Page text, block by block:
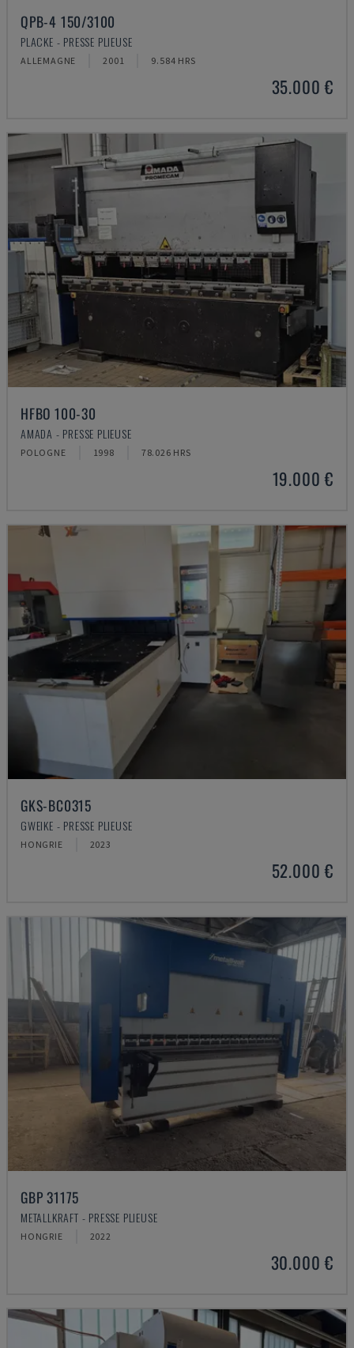
QPB-4 150/3100
PLACKE - PRESSE PLIEUSE
ALLEMAGNE 2001 9.584 HRS
35.000 €
HFBO 100-30
AMADA - PRESSE PLIEUSE
POLOGNE 1998 78.026 HRS
19.000 €
GKS-BC0315
GWEIKE - PRESSE PLIEUSE
HONGRIE 2023
52.000 €
GBP 31175
METALLKRAFT - PRESSE PLIEUSE
HONGRIE 2022
30.000 €